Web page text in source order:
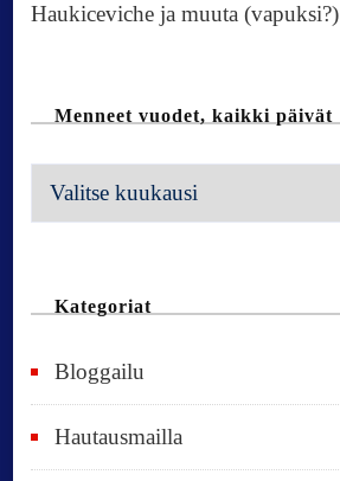
Haukiceviche ja muuta (vapuksi?)
Menneet vuodet, kaikki päivät
M
e
e
v
Kategoriat
Bloggailu
Hautausmailla